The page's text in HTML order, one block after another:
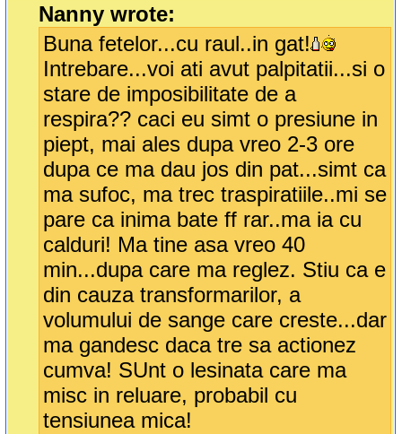
Nanny wrote:
Buna fetelor...cu raul..in gat!
Intrebare...voi ati avut palpitatii...si o
stare de imposibilitate de a
respira?? caci eu simt o presiune in
piept, mai ales dupa vreo 2-3 ore
dupa ce ma dau jos din pat...simt ca
ma sufoc, ma trec traspiratiile..mi se
pare ca inima bate ff rar..ma ia cu
calduri! Ma tine asa vreo 40
min...dupa care ma reglez. Stiu ca e
din cauza transformarilor, a
volumului de sange care creste...dar
ma gandesc daca tre sa actionez
cumva! SUnt o lesinata care ma
misc in reluare, probabil cu
tensiunea mica!